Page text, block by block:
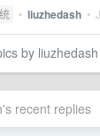
• liuzhedash •
by liuzhedash
recent replies